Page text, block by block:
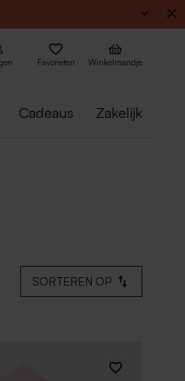
Favorieten Winkelmandje
Cadeaus Zakelijk
SORTEREN OP